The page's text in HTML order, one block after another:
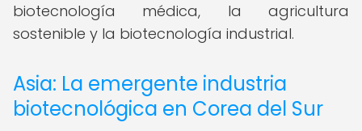
biotecnología médica, la agricultura
sostenible y la biotecnología industrial.
Asia: La emergente industria
biotecnológica en Corea del Sur